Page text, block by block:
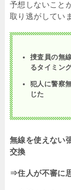
予想しないこと
取り逃がしてい
捜査員の無
るタイミン
犯人に警察
じた
無線を使えない
交換
⇒住人が不審に